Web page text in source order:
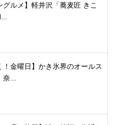
グルメ】軽井沢「蕎麦匠 きこ
！金曜日】かき氷界のオールス
...